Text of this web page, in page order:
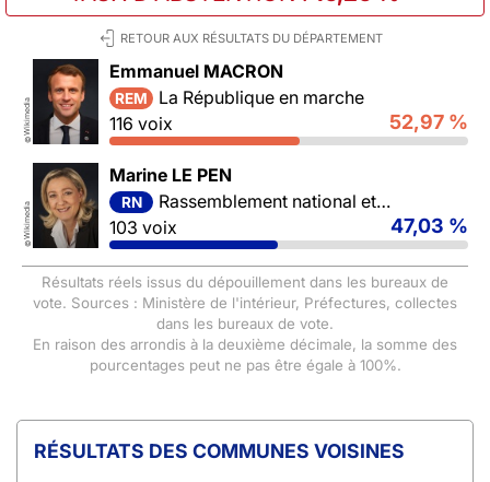
RETOUR AUX RÉSULTATS DU DÉPARTEMENT
©
Wikimedia
Emmanuel MACRON
REM
La République en marche
116 voix
52,97 %
©
Wikimedia
Marine LE PEN
RN
Rassemblement national et ses alliés
103 voix
47,03 %
Résultats réels issus du dépouillement dans les bureaux de
vote. Sources : Ministère de l'intérieur, Préfectures, collectes
dans les bureaux de vote.
En raison des arrondis à la deuxième décimale, la somme des
pourcentages peut ne pas être égale à 100%.
COMMUNES VOISINES